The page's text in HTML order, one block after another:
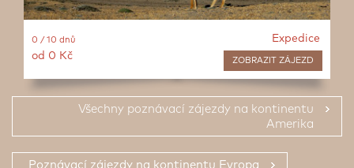
Expedice
ZOBRAZIT ZÁJEZD
0 / 10 dnů
od 0 Kč
Všechny poznávací zájezdy na kontinentu
Amerika
Poznávací zájezdy na kontinentu Evropa